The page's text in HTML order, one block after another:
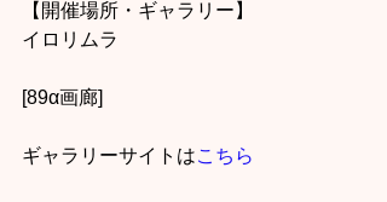
【開催場所・ギャラリー】
イロリムラ
[89α画廊]
ギャラリーサイトはこちら